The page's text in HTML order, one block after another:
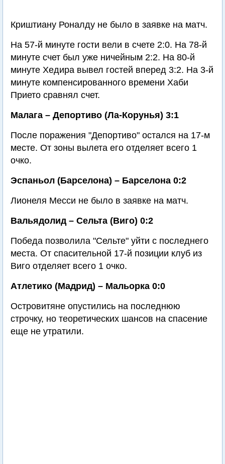
Криштиану Роналду не было в заявке на матч.
На 57-й минуте гости вели в счете 2:0. На 78-й
минуте счет был уже ничейным 2:2. На 80-й
минуте Хедира вывел гостей вперед 3:2. На 3-й
минуте компенсированного времени Хаби
Прието сравнял счет.
Малага – Депортиво (Ла-Корунья) 3:1
После поражения "Депортиво" остался на 17-м
месте. От зоны вылета его отделяет всего 1
очко.
Эспаньол (Барселона) – Барселона 0:2
Лионеля Месси не было в заявке на матч.
Вальядолид – Сельта (Виго) 0:2
Победа позволила "Сельте" уйти с последнего
места. От спасительной 17-й позиции клуб из
Виго отделяет всего 1 очко.
Атлетико (Мадрид) – Мальорка 0:0
Островитяне опустились на последнюю
строчку, но теоретических шансов на спасение
еще не утратили.